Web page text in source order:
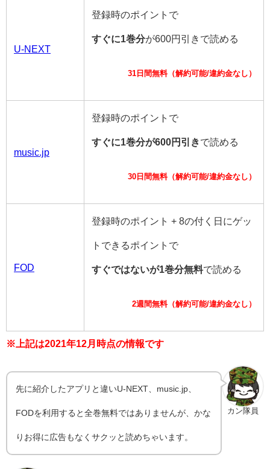
U-NEXT
登録時のポイントで
すぐに1巻分が600円引きで読める
31日間無料（解約可能/違約金なし）
music.jp
登録時のポイントで
すぐに1巻分が600円引きで読める
30日間無料（解約可能/違約金なし）
FOD
登録時のポイント + 8の付く日にゲッ
トできるポイントで
すぐではないが1巻分無料で読める
2週間無料（解約可能/違約金なし）
※上記は2021年12月時点の情報です
カン隊員
先に紹介したアプリと違いU-NEXT、music.jp、
FODを利用すると全巻無料ではありませんが、かな
りお得に広告もなくサクッと読めちゃいます。